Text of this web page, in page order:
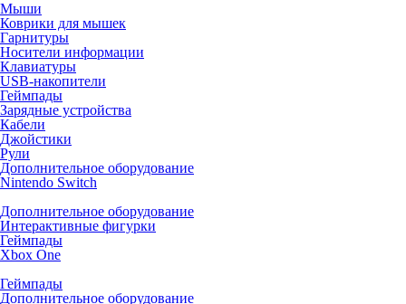
Мыши
Коврики для мышек
Гарнитуры
Носители информации
Клавиатуры
USB-накопители
Геймпады
Зарядные устройства
Кабели
Джойстики
Рули
Дополнительное оборудование
Nintendo Switch
Дополнительное оборудование
Интерактивные фигурки
Геймпады
Xbox One
Геймпады
Дополнительное оборудование